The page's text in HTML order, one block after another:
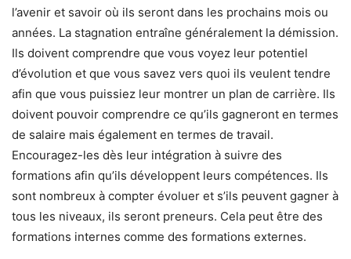
l’avenir et savoir où ils seront dans les prochains mois ou
années. La stagnation entraîne généralement la démission.
Ils doivent comprendre que vous voyez leur potentiel
d’évolution et que vous savez vers quoi ils veulent tendre
afin que vous puissiez leur montrer un plan de carrière. Ils
doivent pouvoir comprendre ce qu’ils gagneront en termes
de salaire mais également en termes de travail.
Encouragez-les dès leur intégration à suivre des
formations afin qu’ils développent leurs compétences. Ils
sont nombreux à compter évoluer et s’ils peuvent gagner à
tous les niveaux, ils seront preneurs. Cela peut être des
formations internes comme des formations externes.